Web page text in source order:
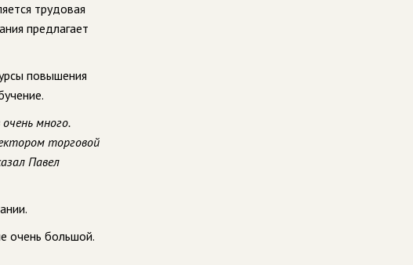
трудовая
предлагает
повышения
много.
торговой
Павел
очень большой.